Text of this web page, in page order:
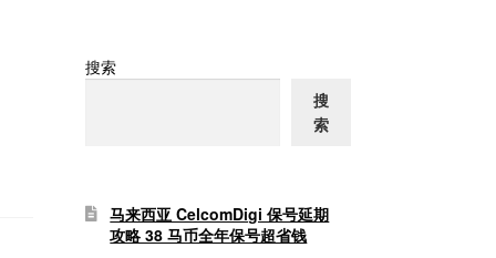
搜索
搜
索
马来西亚 CelcomDigi 保号延期
攻略 38 马币全年保号超省钱